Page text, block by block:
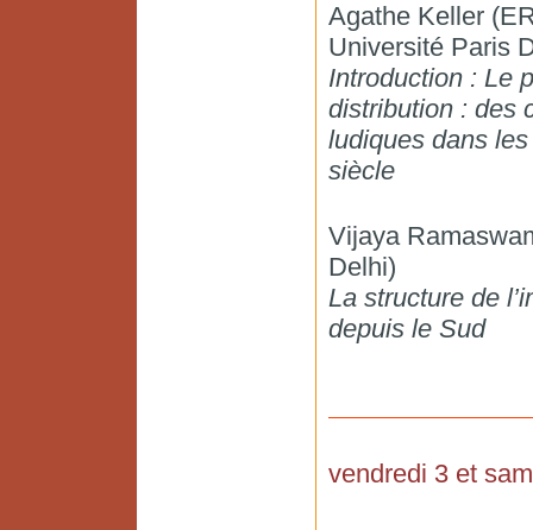
Agathe Keller
Université Paris
Introduction : Le
distribution : des
ludiques dans
siècle
Vijaya
Delhi)
La structure de
depuis le Sud
vendredi 3 et